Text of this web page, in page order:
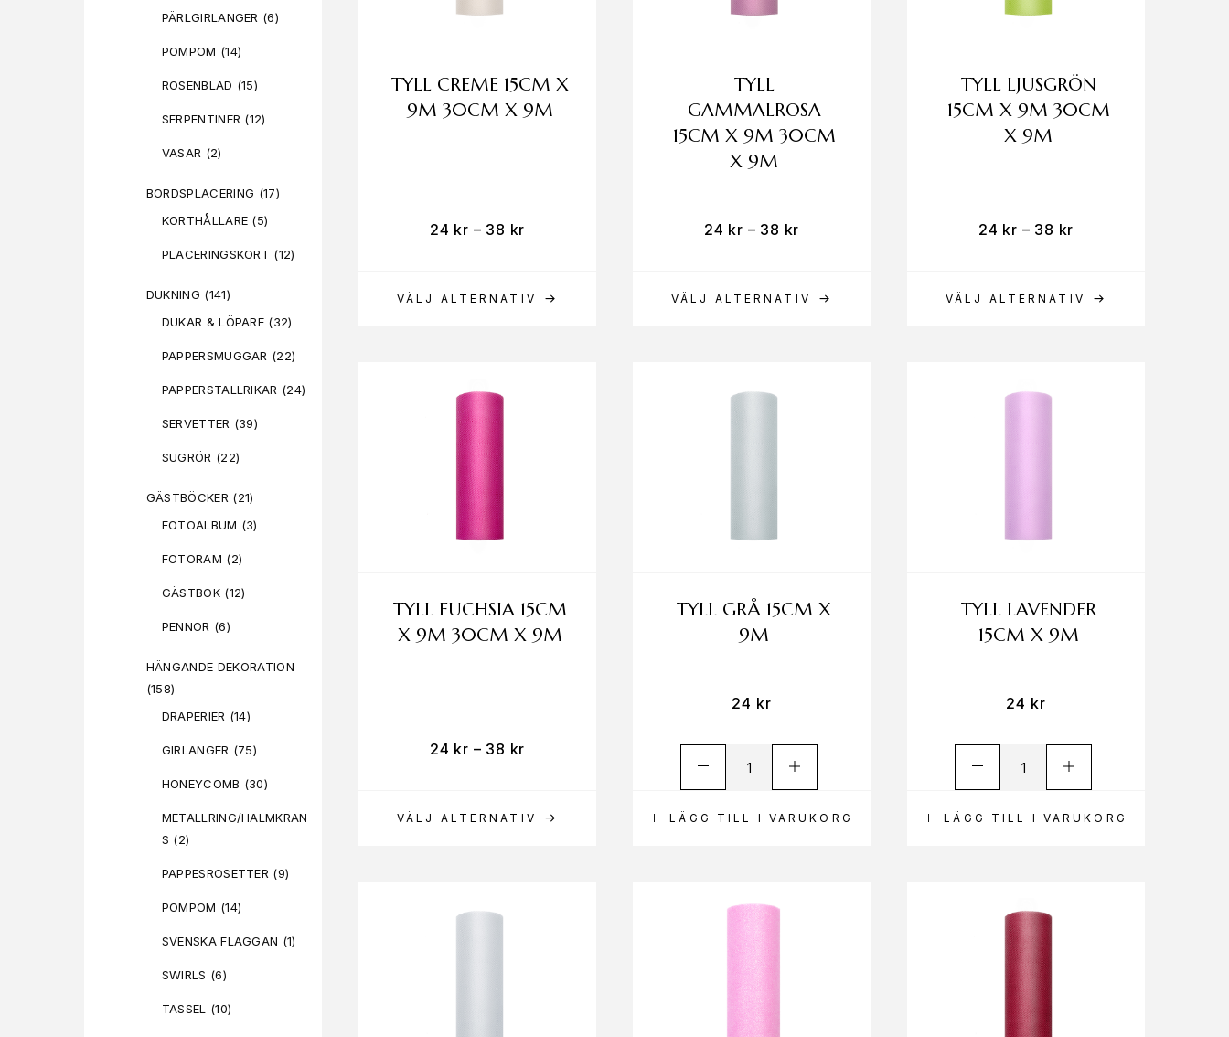
PÄRLGIRLANGER (6)
POMPOM (14)
ROSENBLAD (15)
SERPENTINER (12)
VASAR (2)
BORDSPLACERING (17)
KORTHÅLLARE (5)
PLACERINGSKORT (12)
DUKNING (141)
DUKAR & LÖPARE (32)
PAPPERSMUGGAR (22)
PAPPERSTALLRIKAR (24)
SERVETTER (39)
SUGRÖR (22)
GÄSTBÖCKER (21)
FOTOALBUM (3)
FOTORAM (2)
GÄSTBOK (12)
PENNOR (6)
HÄNGANDE DEKORATION
(158)
DRAPERIER (14)
GIRLANGER (75)
HONEYCOMB (30)
METALLRING/HALMKRAN
S (2)
PAPPESROSETTER (9)
POMPOM (14)
SVENSKA FLAGGAN (1)
SWIRLS (6)
TASSEL (10)
VÄLJ ALTERNATIV
TYLL CREME 15CM X
9M 30CM X 9M
24 kr – 38 kr
VÄLJ ALTERNATIV
TYLL
GAMMALROSA
15CM X 9M 30CM
X 9M
24 kr – 38 kr
VÄLJ ALTERNATIV
TYLL LJUSGRÖN
15CM X 9M 30CM
X 9M
24 kr – 38 kr
VÄLJ ALTERNATIV
TYLL FUCHSIA 15CM
X 9M 30CM X 9M
24 kr – 38 kr
LÄGG TILL I VARUKORG
TYLL GRÅ 15CM X
9M
24 kr
LÄGG TILL I VARUKORG
TYLL LAVENDER
15CM X 9M
24 kr